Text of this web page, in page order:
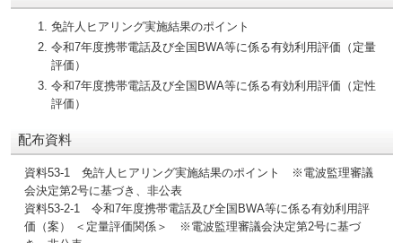
免許人ヒアリング実施結果のポイント
令和7年度携帯電話及び全国BWA等に係る有効利用評価（定量
評価）
令和7年度携帯電話及び全国BWA等に係る有効利用評価（定性
評価）
配布資料
資料53-1 免許人ヒアリング実施結果のポイント ※電波監理審議
会決定第2号に基づき、非公表
資料53-2-1 令和7年度携帯電話及び全国BWA等に係る有効利用評
価（案） ＜定量評価関係＞ ※電波監理審議会決定第2号に基づ